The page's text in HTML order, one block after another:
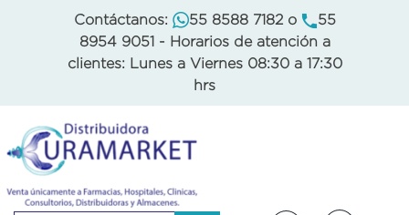
Contáctanos: 55 8588 7182o
55
8954 9051 - Horarios de atención a
clientes: Lunes a Viernes 08:30 a 17:30
hrs